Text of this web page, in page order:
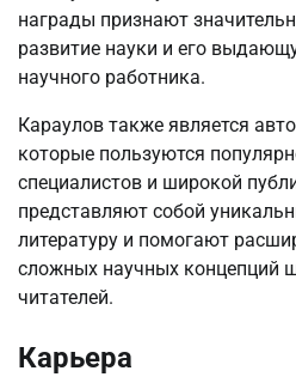
награды признают
развитие науки и его
научного работника.
Караулов также является
которые пользуются
специалистов и широкой
представляют собой
литературу и помогают
сложных научных концепций
читателей.
Карьера